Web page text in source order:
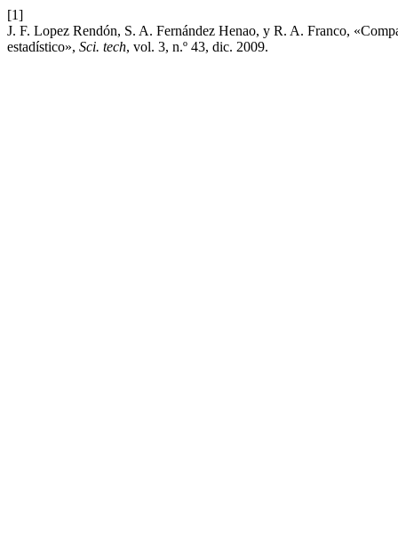
[1]
J. F. Lopez Rendón, S. A. Fernández Henao, y R. A. Franco,
estadístico», Sci. tech, vol. 3, n.º 43, dic. 2009.